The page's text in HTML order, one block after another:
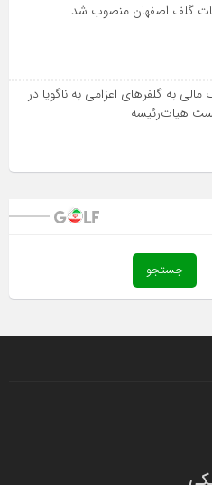
گلف اصفهان منصوب شد
به گلفرهای اعزامی به ناگویا در
هیات‌رئیسه